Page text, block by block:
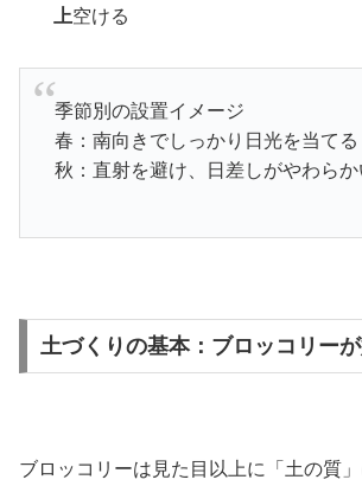
上空ける
季節別の設置イメージ
春：南向きでしっかり日光を当てる
秋：直射を避け、日差しがやわら
土づくりの基本：ブロッコリー
ブロッコリーは見た目以上に「土の質